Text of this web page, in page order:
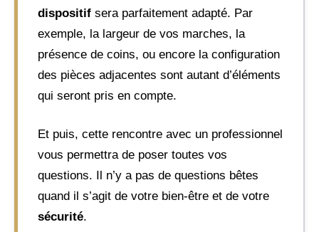
dispositif sera parfaitement adapté. Par
exemple, la largeur de vos marches, la
présence de coins, ou encore la configuration
des pièces adjacentes sont autant d’éléments
qui seront pris en compte.
Et puis, cette rencontre avec un professionnel
vous permettra de poser toutes vos
questions. Il n’y a pas de questions bêtes
quand il s’agit de votre bien-être et de votre
sécurité.